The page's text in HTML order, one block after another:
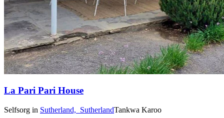
La Pari Pari House
Selfsorg in Sutherland, SutherlandTankwa Karoo